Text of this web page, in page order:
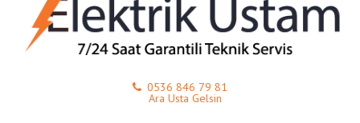
0536 846 79 81
Ara Usta Gelsin